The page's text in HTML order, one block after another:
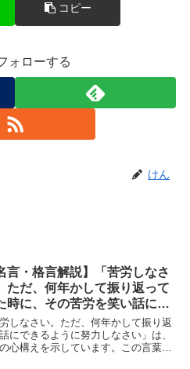
コピー
ォローする
けん
言・格言解説】「苦労しなさ
ただ、何年かして振り返って
時に、その苦労を笑い話にで
ように努力しなさい」by 古
今輔の深い意味と得られる教
しなさい。ただ、何年かして振り返
にできるように努力しなさい」は、
心構えを示しています。この言葉